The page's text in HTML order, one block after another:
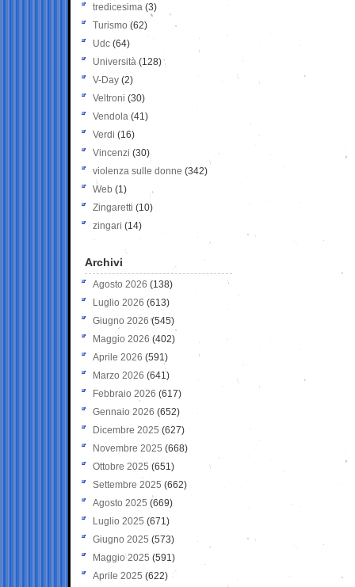
tredicesima (3)
Turismo (62)
Udc (64)
Università (128)
V-Day (2)
Veltroni (30)
Vendola (41)
Verdi (16)
Vincenzi (30)
violenza sulle donne (342)
Web (1)
Zingaretti (10)
zingari (14)
Archivi
Agosto 2026 (138)
Luglio 2026 (613)
Giugno 2026 (545)
Maggio 2026 (402)
Aprile 2026 (591)
Marzo 2026 (641)
Febbraio 2026 (617)
Gennaio 2026 (652)
Dicembre 2025 (627)
Novembre 2025 (668)
Ottobre 2025 (651)
Settembre 2025 (662)
Agosto 2025 (669)
Luglio 2025 (671)
Giugno 2025 (573)
Maggio 2025 (591)
Aprile 2025 (622)